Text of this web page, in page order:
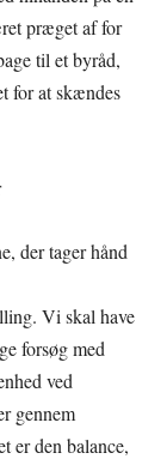
præget af for
til et byråd,
for at skændes
der tager hånd
Vi skal have
forsøg med
ved
gennem
er den balance,